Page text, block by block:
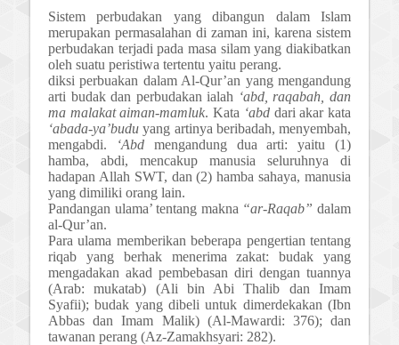
Sistem perbudakan yang dibangun dalam Islam
merupakan permasalahan di zaman ini, karena sistem
perbudakan terjadi pada masa silam yang diakibatkan
oleh suatu peristiwa tertentu yaitu perang.
diksi perbuakan dalam Al-Qur’an yang mengandung
arti budak dan perbudakan ialah ‘abd, raqabah, dan
ma malakat aiman-mamluk.Kata ‘abddari akar kata
‘abada-ya’budu yang artinya beribadah, menyembah,
mengabdi.
‘Abdmengandung dua arti:yaitu(1)
hamba, abdi, mencakup manusia seluruhnya di
hadapan Allah SWT, dan (2) hamba sahaya, manusia
yang dimiliki orang lain.
Pandangan ulama’ tentang makna “ar-Raqab”dalam
al-Qur’an.
Para ulama memberikan beberapa pengertian tentang
riqab yang berhak menerima zakat: budak yang
mengadakan akad pembebasan diri dengan tuannya
(Arab: mukatab) (Ali bin Abi Thalib dan Imam
Syafii); budak yang dibeli untuk dimerdekakan (Ibn
Abbas dan Imam Malik) (Al-Mawardi: 376); dan
tawanan perang (Az-Zamakhsyari: 282).